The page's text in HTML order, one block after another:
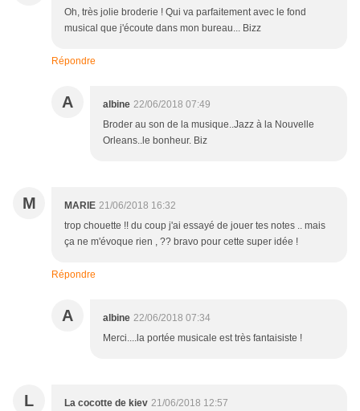
Oh, très jolie broderie ! Qui va parfaitement avec le fond
musical que j'écoute dans mon bureau... Bizz
Répondre
A albine 22/06/2018 07:49
Broder au son de la musique..Jazz à la Nouvelle
Orleans..le bonheur. Biz
M MARIE 21/06/2018 16:32
trop chouette !! du coup j'ai essayé de jouer tes notes .. mais
ça ne m'évoque rien , ?? bravo pour cette super idée !
Répondre
A albine 22/06/2018 07:34
Merci....la portée musicale est très fantaisiste !
L La cocotte de kiev 21/06/2018 12:57